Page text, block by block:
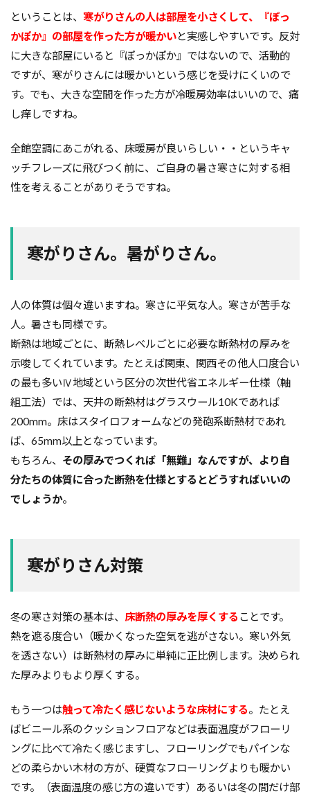
ということは、 寒がりさんの人は部屋を小さくして、『ぽっ
かぽか』の部屋を作った方が暖かいと実感しやすいです。反対
に大きな部屋にいると『ぽっかぽか』ではないので、活動的
ですが、寒がりさんには暖かいという感じを受けにくいので
す。でも、大きな空間を作った方が冷暖房効率はいいので、痛
し痒しですね。
全館空調にあこがれる、床暖房が良いらしい・・というキャ
ッチフレーズに飛びつく前に、ご自身の暑さ寒さに対する相
性を考えることがありそうですね。
寒がりさん。暑がりさん。
人の体質は個々違いますね。寒さに平気な人。寒さが苦手な
人。暑さも同様です。
断熱は地域ごとに、断熱レベルごとに必要な断熱材の厚みを
示唆してくれています。たとえば関東、関西その他人口度合い
の最も多いⅣ地域という区分の次世代省エネルギー仕様（軸
組工法）では、天井の断熱材はグラスウール10Kであれば
200mm。床はスタイロフォームなどの発砲系断熱材であれ
ば、65mm以上となっています。
もちろん、 その厚みでつくれば「無難」なんですが、より自
分たちの体質に合った断熱を仕様とするとどうすればいいの
でしょうか。
寒がりさん対策
冬の寒さ対策の基本は、 床断熱の厚みを厚くする ことです。
熱を遮る度合い（暖かくなった空気を逃がさない。寒い外気
を透さない）は断熱材の厚みに単純に正比例します。決められ
た厚みよりもより厚くする。
もう一つは触って冷たく感じないような床材にする。たとえ
ばビニール系のクッションフロアなどは表面温度がフローリ
ングに比べて冷たく感じますし、フローリングでもパインな
どの柔らかい木材の方が、硬質なフローリングよりも暖かい
です。（表面温度の感じ方の違いです）あるいは冬の間だけ部